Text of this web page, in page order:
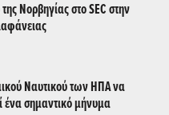
Νορβηγίας στο SEC στην
Ναυτικού των ΗΠΑ να
ένα σημαντικό μήνυμα